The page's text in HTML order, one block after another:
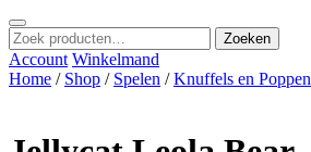
Zoeken
naar:
Zoeken
Account Winkelmand
Home / Shop / Spelen /Knuffels en Poppen